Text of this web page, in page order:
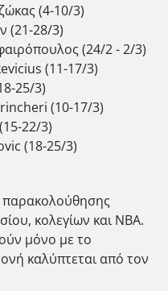
(4-10/3)
(21-28/3)
(24/2 - 2/3)
(11-17/3)
25/3)
(10-17/3)
22/3)
(18-25/3)
παρακολούθησης
κολεγίων και ΝΒΑ.
μόνο με το
καλύπτεται από τον